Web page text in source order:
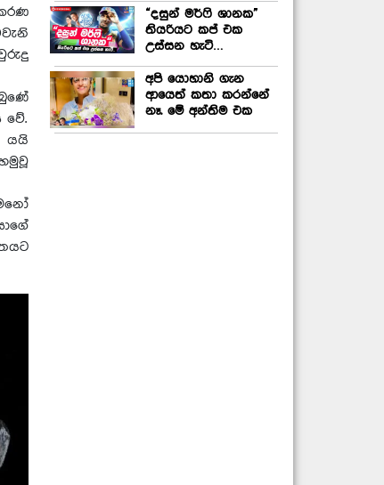
වේ.
යයි
“දසුන් මර්ෆි ශානක”
තියරියට කප් එක
උස්සන හැටි…
අපි යොහානි ගැන
ආයෙත් කතා කරන්නේ
නෑ. මේ අන්තිම එක